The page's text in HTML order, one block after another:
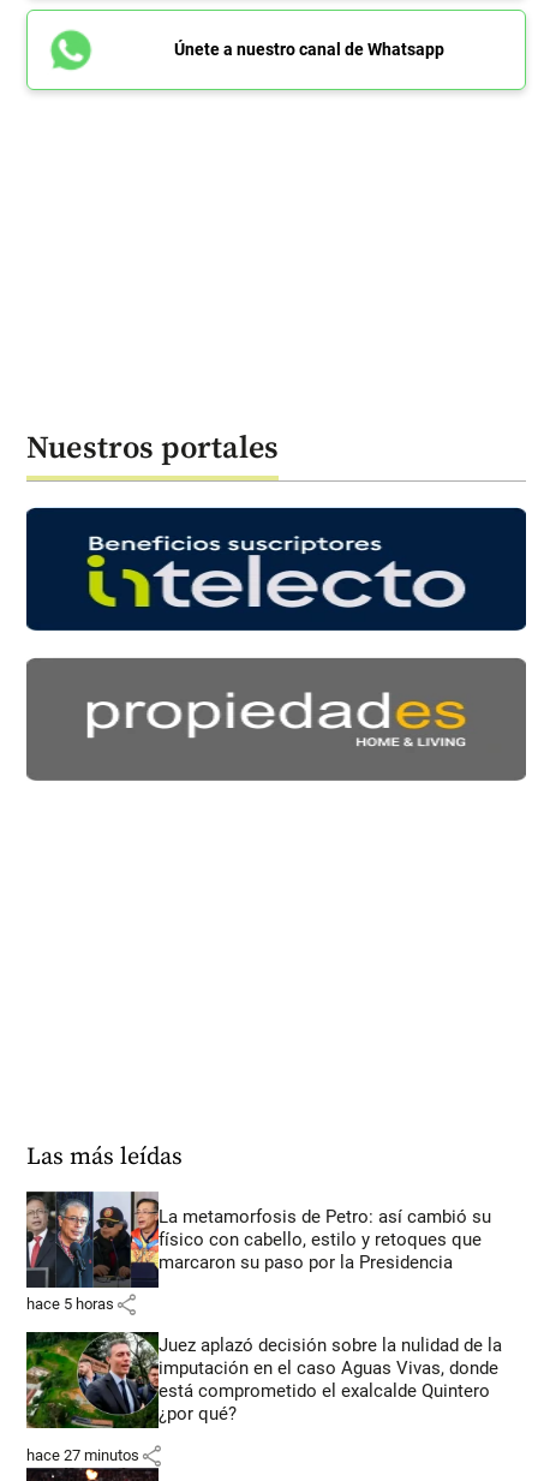
Únete a nuestro canal de Whatsapp
Nuestros portales
Las más leídas
La metamorfosis de Petro: así cambió su
físico con cabello, estilo y retoques que
marcaron su paso por la Presidencia
hace 5 horas share
Juez aplazó decisión sobre la nulidad de la
imputación en el caso Aguas Vivas, donde
está comprometido el exalcalde Quintero
¿por qué?
hace 27 minutos share